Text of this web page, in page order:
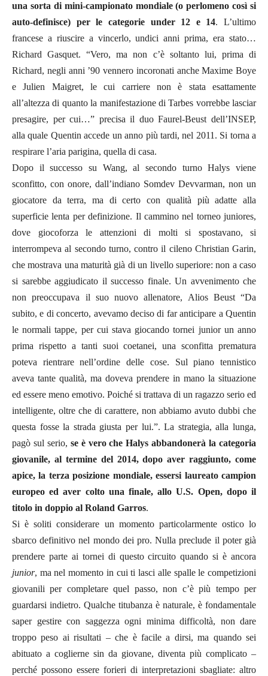
una sorta di mini-campionato mondiale (o perlomeno così si
auto-definisce) per le categorie under 12 e 14. L’ultimo
francese a riuscire a vincerlo, undici anni prima, era stato…
Richard Gasquet. “Vero, ma non c’è soltanto lui, prima di
Richard, negli anni ’90 vennero incoronati anche Maxime Boye
e Julien Maigret, le cui carriere non è stata esattamente
all’altezza di quanto la manifestazione di Tarbes vorrebbe lasciar
presagire, per cui…” precisa il duo Faurel-Beust dell’INSEP,
alla quale Quentin accede un anno più tardi, nel 2011. Si torna a
respirare l’aria parigina, quella di casa.
Dopo il successo su Wang, al secondo turno Halys viene
sconfitto, con onore, dall’indiano Somdev Devvarman, non un
giocatore da terra, ma di certo con qualità più adatte alla
superficie lenta per definizione. Il cammino nel torneo juniores,
dove giocoforza le attenzioni di molti si spostavano, si
interrompeva al secondo turno, contro il cileno Christian Garin,
che mostrava una maturità già di un livello superiore: non a caso
si sarebbe aggiudicato il successo finale. Un avvenimento che
non preoccupava il suo nuovo allenatore, Alios Beust “Da
subito, e di concerto, avevamo deciso di far anticipare a Quentin
le normali tappe, per cui stava giocando tornei junior un anno
prima rispetto a tanti suoi coetanei, una sconfitta prematura
poteva rientrare nell’ordine delle cose. Sul piano tennistico
aveva tante qualità, ma doveva prendere in mano la situazione
ed essere meno emotivo. Poiché si trattava di un ragazzo serio ed
intelligente, oltre che di carattere, non abbiamo avuto dubbi che
questa fosse la strada giusta per lui.”. La strategia, alla lunga,
pagò sul serio, se è vero che Halys abbandonerà la categoria
giovanile, al termine del 2014, dopo aver raggiunto, come
apice, la terza posizione mondiale, essersi laureato campion
europeo ed aver colto una finale, allo U.S. Open, dopo il
titolo in doppio al Roland Garros.
Si è soliti considerare un momento particolarmente ostico lo
sbarco definitivo nel mondo dei pro. Nulla preclude il poter già
prendere parte ai tornei di questo circuito quando si è ancora
junior, ma nel momento in cui ti lasci alle spalle le competizioni
giovanili per completare quel passo, non c’è più tempo per
guardarsi indietro. Qualche titubanza è naturale, è fondamentale
saper gestire con saggezza ogni minima difficoltà, non dare
troppo peso ai risultati – che è facile a dirsi, ma quando sei
abituato a coglierne sin da giovane, diventa più complicato –
perché possono essere forieri di interpretazioni sbagliate: altro